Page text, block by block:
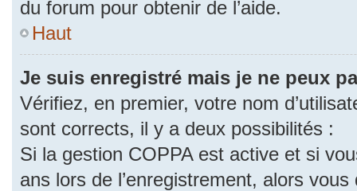
du forum pour obtenir de l’aide.
Haut
Je suis enregistré mais je ne peux
Vérifiez, en premier, votre nom
sont corrects, il y a deux possibilités :
Si la gestion COPPA est active et si
ans lors de l’enregistrement, alors